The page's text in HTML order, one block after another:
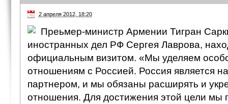
2 апреля 2012, 18:20
Преьмер-министр Армении Тигран
иностранных дел РФ Сергея Лаврова,
официальным визитом. «Мы уделяем
отношениям с Россией. Россия является
партнером, и мы обязаны расширять и
отношения. Для достижения этой цели мы